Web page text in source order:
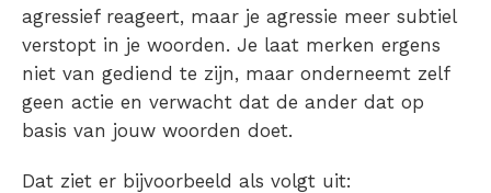
agressief reageert, maar je agressie meer subtiel
verstopt in je woorden. Je laat merken ergens
niet van gediend te zijn, maar onderneemt zelf
geen actie en verwacht dat de ander dat op
basis van jouw woorden doet.
Dat ziet er bijvoorbeeld als volgt uit: